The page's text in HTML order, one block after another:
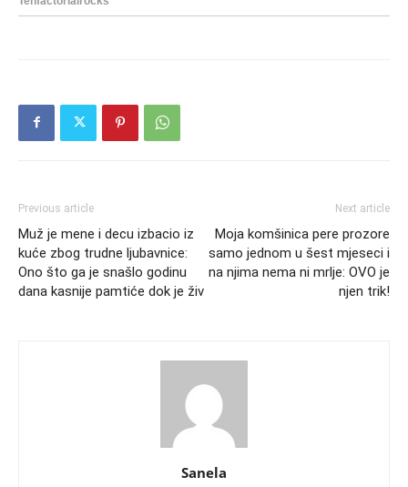
Previous article
Muž je mene i decu izbacio iz
kuće zbog trudne ljubavnice:
Ono što ga je snašlo godinu
dana kasnije pamtiće dok je živ
Next article
Moja komšinica pere prozore
samo jednom u šest mjeseci i
na njima nema ni mrlje: OVO je
njen trik!
Sanela